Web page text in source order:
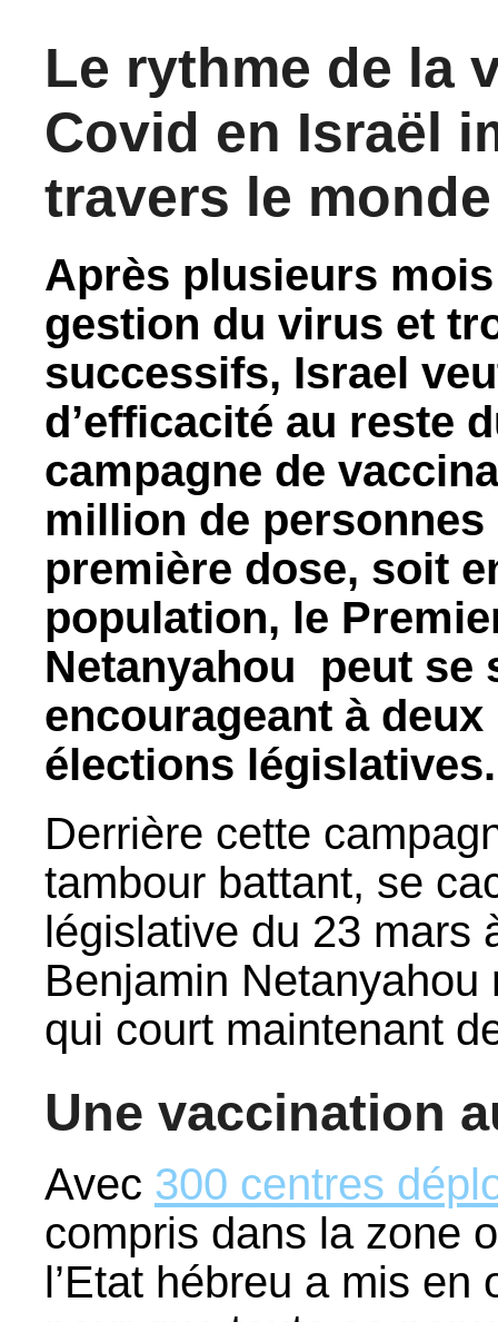
Le rythme de la
Covid en Israël
travers le monde
Après plusieurs
gestion du virus et
successifs, Israel
d’efficacité au reste
campagne de
million de
première dose, soit
population, le
Netanyahou peut se
encourageant à
élections législatives.
Derrière cette
tambour battant, se
législative du 23 mars
Benjamin
qui court maintenant
Une vaccination
Avec 300 centres
compris dans la zone
l’Etat hébreu a mis